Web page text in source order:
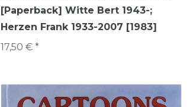
[Paperback] Witte Bert 1943-;
Herzen Frank 1933-2007 [1983]
17,50 € *